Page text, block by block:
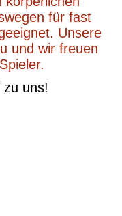
für fast
Unsere
und wir freuen
zu uns!